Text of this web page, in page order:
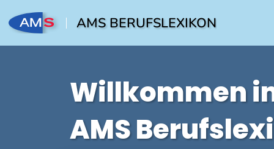
AMS BERUFSLEXIKON
Willkommen
AMS